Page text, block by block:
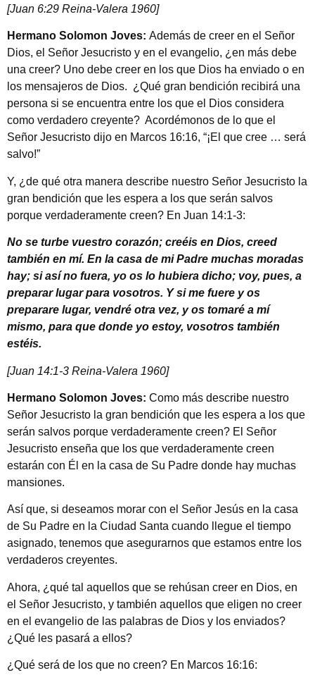
[Juan 6:29 Reina-Valera 1960]
Hermano Solomon Joves: Además de creer en el Señor
Dios, el Señor Jesucristo y en el evangelio, ¿en más debe
una creer? Uno debe creer en los que Dios ha enviado o en
los mensajeros de Dios. ¿Qué gran bendición recibirá una
persona si se encuentra entre los que el Dios considera
como verdadero creyente? Acordémonos de lo que el
Señor Jesucristo dijo en Marcos 16:16, “¡El que cree … será
salvo!”
Y, ¿de qué otra manera describe nuestro Señor Jesucristo la
gran bendición que les espera a los que serán salvos
porque verdaderamente creen? En Juan 14:1-3:
No se turbe vuestro corazón; creéis en Dios, creed
también en mí. En la casa de mi Padre muchas moradas
hay; si así no fuera, yo os lo hubiera dicho; voy, pues, a
preparar lugar para vosotros. Y si me fuere y os
preparare lugar, vendré otra vez, y os tomaré a mí
mismo, para que donde yo estoy, vosotros también
estéis.
[Juan 14:1-3 Reina-Valera 1960]
Hermano Solomon Joves: Como más describe nuestro
Señor Jesucristo la gran bendición que les espera a los que
serán salvos porque verdaderamente creen? El Señor
Jesucristo enseña que los que verdaderamente creen
estarán con Él en la casa de Su Padre donde hay muchas
mansiones.
Así que, si deseamos morar con el Señor Jesús en la casa
de Su Padre en la Ciudad Santa cuando llegue el tiempo
asignado, tenemos que asegurarnos que estamos entre los
verdaderos creyentes.
Ahora, ¿qué tal aquellos que se rehúsan creer en Dios, en
el Señor Jesucristo, y también aquellos que eligen no creer
en el evangelio de las palabras de Dios y los enviados?
¿Qué les pasará a ellos?
¿Qué será de los que no creen? En Marcos 16:16: